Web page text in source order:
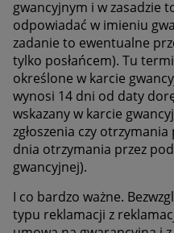
gwancyjnym i w zasadzie
odpowiadać w imieniu
zadanie to ewentualne
tylko posłańcem). Tu
określone w karcie
wynosi 14 dni od daty
wskazany w karcie
zgłoszenia czy
dnia otrzymania przez
gwancyjnej).
I co bardzo ważne.
typu reklamacji z